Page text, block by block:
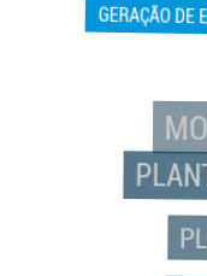
GERAÇÃO DE